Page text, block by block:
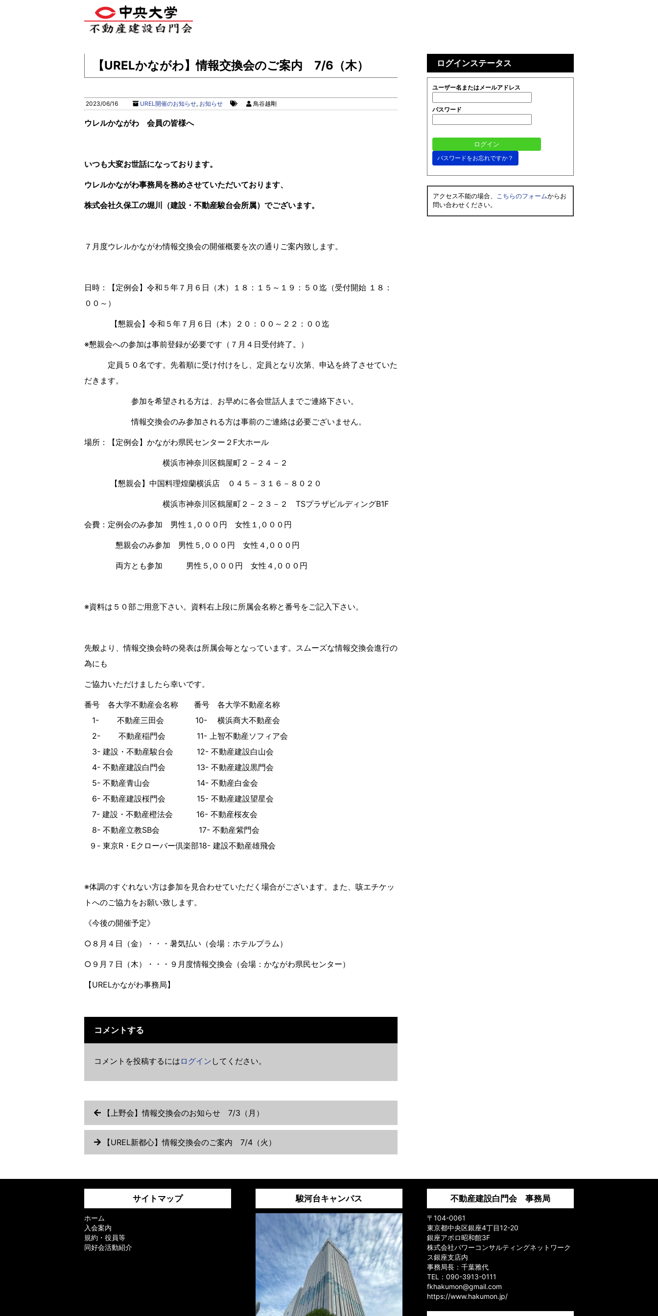
【URELかながわ】情報交換会のご案内 7/6（木）
2023/06/16 UREL開催のお知らせ, お知らせ 鳥谷越剛
ウレルかながわ 会員の皆様へ
いつも大変お世話になっております。
ウレルかながわ事務局を務めさせていただいております、
株式会社久保工の堀川（建設・不動産駿台会所属）でございます。
７月度ウレルかながわ情報交換会の開催概要を次の通りご案内致します。
日時：【定例会】令和５年７月６日（木）１８：１５～１９：５０迄（受付開始 １８：
００～）
【懇親会】令和５年７月６日（木）２０：００～２２：００迄
※懇親会への参加は事前登録が必要です（７月４日受付終了。）
定員５０名です。先着順に受け付けをし、定員となり次第、申込を終了させていた
だきます。
参加を希望される方は、お早めに各会世話人までご連絡下さい。
情報交換会のみ参加される方は事前のご連絡は必要ございません。
場所：【定例会】かながわ県民センター２F大ホール
横浜市神奈川区鶴屋町２－２４－２
【懇親会】中国料理煌蘭横浜店 ０４５－３１６－８０２０
横浜市神奈川区鶴屋町２－２３－２ TSプラザビルディングB1F
会費：定例会のみ参加 男性１,０００円 女性１,０００円
懇親会のみ参加 男性５,０００円 女性４,０００円
両方とも参加 男性５,０００円 女性４,０００円
※資料は５０部ご用意下さい。資料右上段に所属会名称と番号をご記入下さい。
先般より、情報交換会時の発表は所属会毎となっています。スムーズな情報交換会進行の
為にも
ご協力いただけましたら幸いです。
番号 各大学不動産会名称 番号 各大学不動産名称
1- 不動産三田会 10- 横浜商大不動産会
2- 不動産稲門会 11- 上智不動産ソフィア会
3- 建設・不動産駿台会 12- 不動産建設白山会
4- 不動産建設白門会 13- 不動産建設黒門会
5- 不動産青山会 14- 不動産白金会
6- 不動産建設桜門会 15- 不動産建設望星会
7- 建設・不動産橙法会 16- 不動産桜友会
8- 不動産立教SB会 17- 不動産紫門会
９- 東京R・Eクローバー倶楽部18- 建設不動産雄飛会
※体調のすぐれない方は参加を見合わせていただく場合がございます。また、咳エチケッ
トへのご協力をお願い致します。
《今後の開催予定》
○８月４日（金）・・・暑気払い（会場：ホテルプラム）
○９月７日（木）・・・９月度情報交換会（会場：かながわ県民センター）
【URELかながわ事務局】
コメントする
コメントを投稿するには ログイン してください。
【上野会】情報交換会のお知らせ 7/3（月）
【UREL新都心】情報交換会のご案内 7/4（火）
ログインステータス
ユーザー名またはメールアドレス
パスワード
パスワードをお忘れですか？
アクセス不能の場合、 こちらのフォームからお
問い合わせください。
サイトマップ
ホーム
入会案内
規約・役員等
同好会活動紹介
駿河台キャンパス 不動産建設白門会 事務局
〒104-0061
東京都中央区銀座4丁目12-20
銀座アポロ昭和館3F
株式会社パワーコンサルティングネットワーク
ス銀座支店内
事務局長：千葉雅代
TEL：090-3913-0111
fkhakumon@gmail.com
https://www.hakumon.jp/